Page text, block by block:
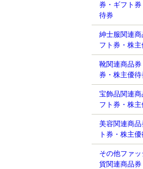
券・ギフト
待券
紳士服関連
フト券・株主
靴関連商品券
券・株主優待
宝飾品関連
フト券・株主
美容関連商
ト券・株主
その他ファ
貨関連商品券